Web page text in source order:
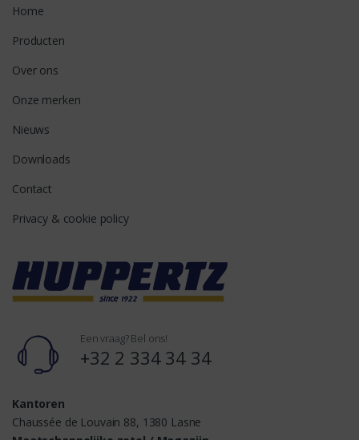
Home
Producten
Over ons
Onze merken
Nieuws
Downloads
Contact
Privacy & cookie policy
Een vraag? Bel ons!
+32 2 334 34 34
Kantoren
Chaussée de Louvain 88, 1380 Lasne